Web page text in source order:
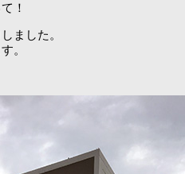
！
ました。
。